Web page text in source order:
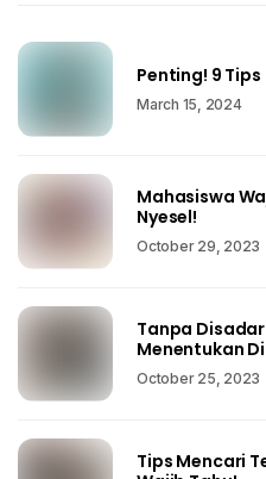
Penting! 9
March 15, 2024
Mahasiswa
Nyesel!
October 29, 2023
Tanpa
Menentukan
October 25, 2023
Tips Mencari